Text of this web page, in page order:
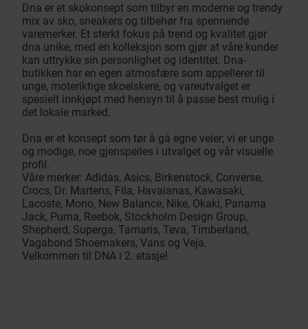
Dna er et skokonsept som tilbyr en moderne og trendy
mix av sko, sneakers og tilbehør fra spennende
varemerker. Et sterkt fokus på trend og kvalitet gjør
dna unike, med en kolleksjon som gjør at våre kunder
kan uttrykke sin personlighet og identitet. Dna-
butikken har en egen atmosfære som appellerer til
unge, moteriktige skoelskere, og vareutvalget er
spesielt innkjøpt med hensyn til å passe best mulig i
det lokale marked.
Dna er et konsept som tør å gå egne veier; vi er unge
og modige, noe gjenspeiles i utvalget og vår visuelle
profil.
Våre merker: Adidas, Asics, Birkenstock, Converse,
Crocs, Dr. Martens, Fila, Havaianas, Kawasaki,
Lacoste, Mono, New Balance, Nike, Okaki, Panama
Jack, Puma, Reebok, Stockholm Design Group,
Shepherd, Superga, Tamaris, Teva, Timberland,
Vagabond Shoemakers, Vans og Veja.
Velkommen til DNA i 2. etasje!